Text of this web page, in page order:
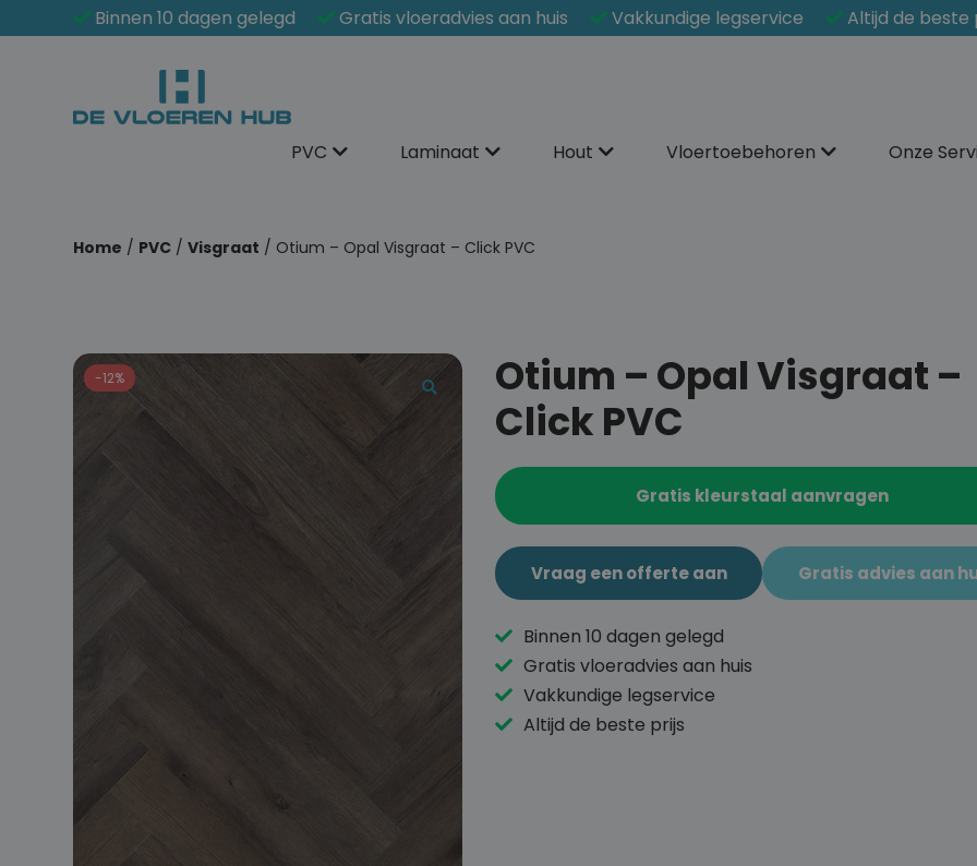
Binnen 10 dagen gelegd Gratis vloeradvies aan huis Vakkundige legservice Altijd de beste
PVC Laminaat Hout Vloertoebehoren Onze
Home / PVC /Visgraat / Otium – Opal Visgraat – Click PVC
-12%
Otium – Opal Visgraat –
Click PVC
Gratis kleurstaal aanvragen
Vraag een offerte aan Gratis advies aan
Binnen 10 dagen gelegd
Gratis vloeradvies aan huis
Vakkundige legservice
Altijd de beste prijs